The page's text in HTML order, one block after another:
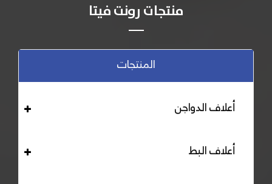
منتجات رونت فيتا
المنتجات
أعلاف الدواجن
أعلاف البط